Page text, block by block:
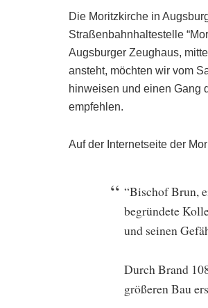
Die Moritzkirche in
Straßenbahnhaltestelle
Augsburger Zeughaus,
ansteht, möchten wir vom
hinweisen und einen Gang
empfehlen.
Auf der Internetseite der
“Bischof Brun,
begründete
und seinen
Durch Brand
größeren Bau